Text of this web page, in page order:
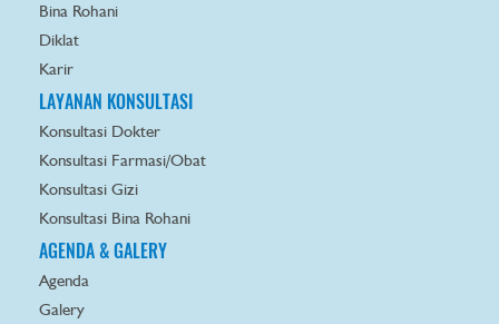
Bina Rohani
Diklat
Karir
LAYANAN KONSULTASI
Konsultasi Dokter
Konsultasi Farmasi/Obat
Konsultasi Gizi
Konsultasi Bina Rohani
AGENDA & GALERY
Agenda
Galery